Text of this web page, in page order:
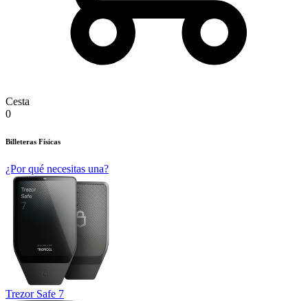
Cesta
0
Billeteras Físicas
¿Por qué necesitas una?
Trezor Safe 7